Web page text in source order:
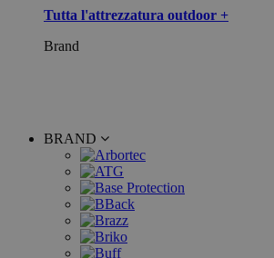
Tutta l'attrezzatura outdoor +
Brand
BRAND